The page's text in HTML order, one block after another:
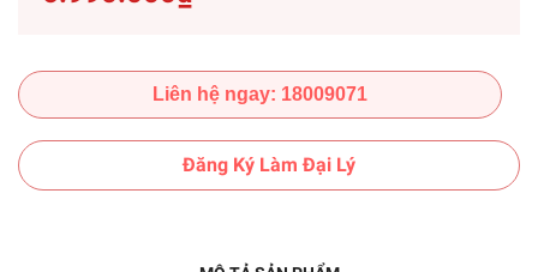
Liên hệ ngay: 18009071
Đăng Ký Làm Đại Lý